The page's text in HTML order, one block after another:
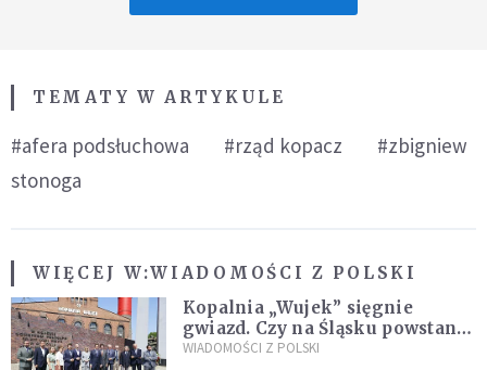
TEMATY W ARTYKULE
#afera podsłuchowa #rząd kopacz
#zbigniew
stonoga
WIĘCEJ W:WIADOMOŚCI Z POLSKI
Kopalnia „Wujek” sięgnie
gwiazd. Czy na Śląsku powstanie
„Dolina Krzemowa”?
WIADOMOŚCI Z POLSKI